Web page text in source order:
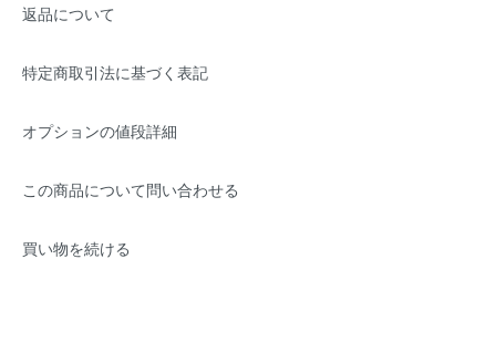
返品について
特定商取引法に基づく表記
オプションの値段詳細
この商品について問い合わせる
買い物を続ける